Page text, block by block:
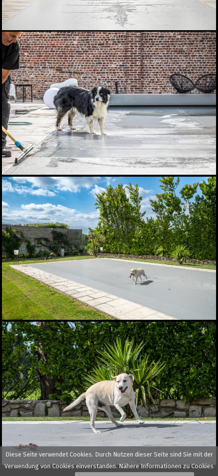
Diese Seite verwendet Cookies. Durch Nutzen dieser Seite sind Sie mit der
Verwendung von Cookies einverstanden. Nähere Informationen zu Cookies